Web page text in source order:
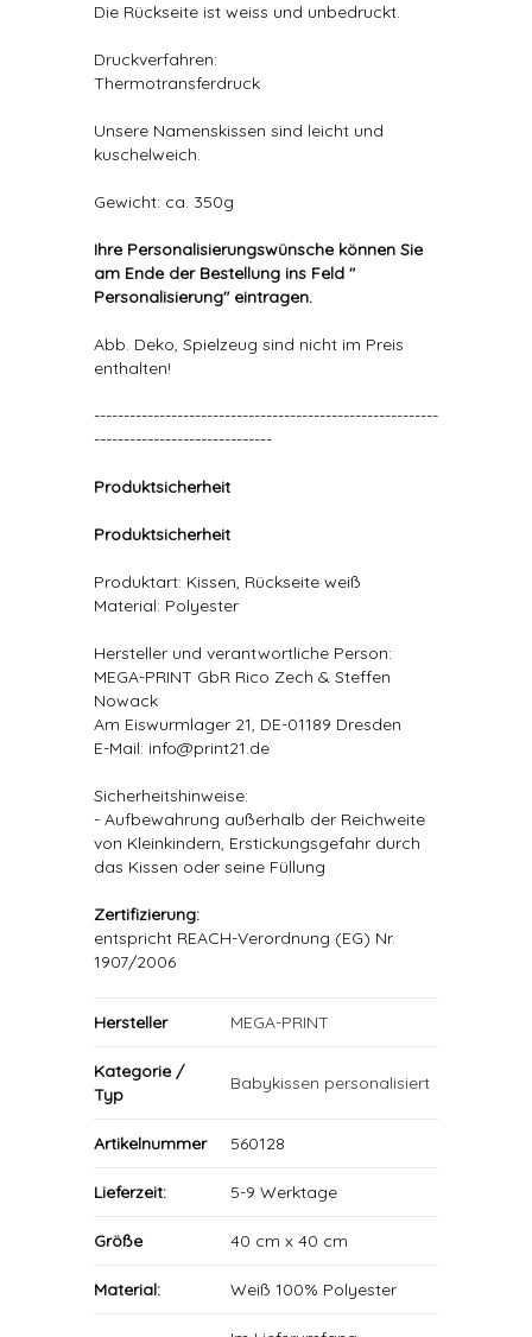
Die Rückseite ist weiss und unbedruckt.
Druckverfahren:
Thermotransferdruck
Unsere Namenskissen sind leicht und
kuschelweich.
Gewicht: ca. 350g
Ihre Personalisierungswünsche können Sie
am Ende der Bestellung ins Feld "
Personalisierung" eintragen.
Abb. Deko, Spielzeug sind nicht im Preis
enthalten!
----------------------------------------------------------
------------------------------
Produktsicherheit
Produktsicherheit
Produktart: Kissen, Rückseite weiß
Material: Polyester
Hersteller und verantwortliche Person:
MEGA-PRINT GbR Rico Zech & Steffen
Nowack
Am Eiswurmlager 21, DE-01189 Dresden
E-Mail: info@print21.de
Sicherheitshinweise:
- Aufbewahrung außerhalb der Reichweite
von Kleinkindern, Erstickungsgefahr durch
das Kissen oder seine Füllung
Zertifizierung:
entspricht REACH-Verordnung (EG) Nr.
1907/2006
Hersteller MEGA-PRINT
Kategorie /
Typ
Babykissen personalisiert
Artikelnummer 560128
Lieferzeit: 5-9 Werktage
Größe 40 cm x 40 cm
Material: Weiß 100% Polyester